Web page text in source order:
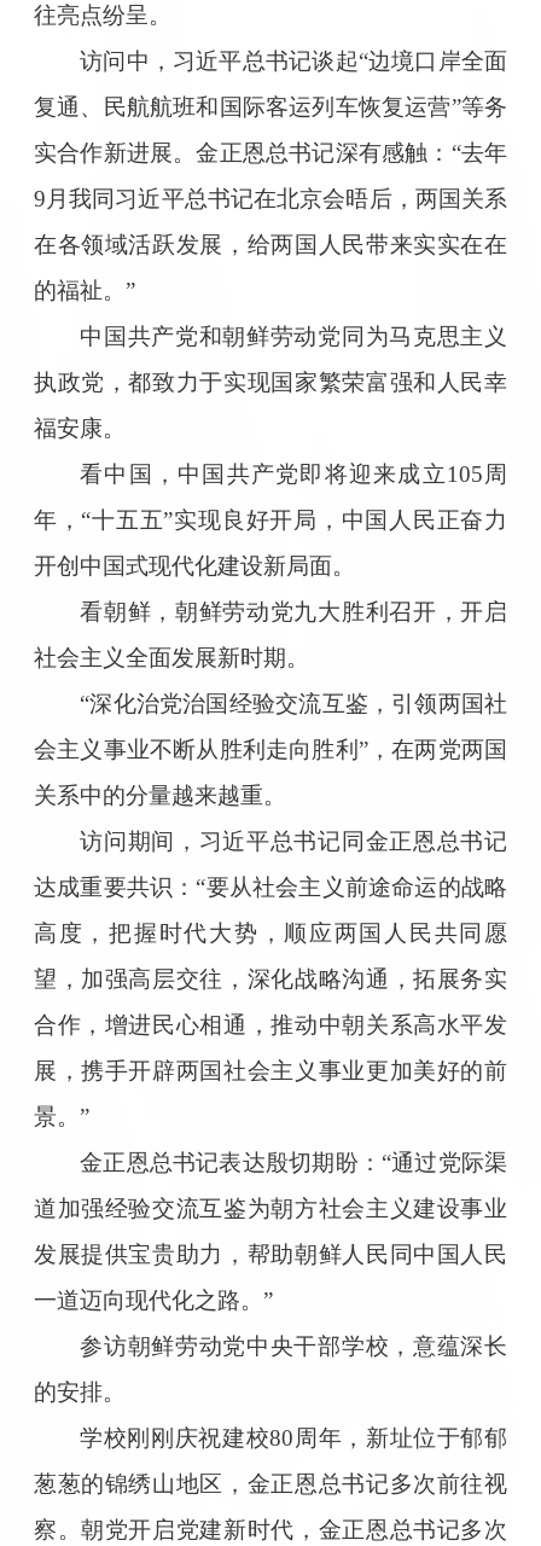
往亮点纷呈。
访问中，习近平总书记谈起“边境口岸全面
复通、民航航班和国际客运列车恢复运营”等务
实合作新进展。金正恩总书记深有感触：“去年
9月我同习近平总书记在北京会晤后，两国关系
在各领域活跃发展，给两国人民带来实实在在
的福祉。”
中国共产党和朝鲜劳动党同为马克思主义
执政党，都致力于实现国家繁荣富强和人民幸
福安康。
看中国，中国共产党即将迎来成立105周
年，“十五五”实现良好开局，中国人民正奋力
开创中国式现代化建设新局面。
看朝鲜，朝鲜劳动党九大胜利召开，开启
社会主义全面发展新时期。
“深化治党治国经验交流互鉴，引领两国社
会主义事业不断从胜利走向胜利”，在两党两国
关系中的分量越来越重。
访问期间，习近平总书记同金正恩总书记
达成重要共识：“要从社会主义前途命运的战略
高度，把握时代大势，顺应两国人民共同愿
望，加强高层交往，深化战略沟通，拓展务实
合作，增进民心相通，推动中朝关系高水平发
展，携手开辟两国社会主义事业更加美好的前
景。”
金正恩总书记表达殷切期盼：“通过党际渠
道加强经验交流互鉴为朝方社会主义建设事业
发展提供宝贵助力，帮助朝鲜人民同中国人民
一道迈向现代化之路。”
参访朝鲜劳动党中央干部学校，意蕴深长
的安排。
学校刚刚庆祝建校80周年，新址位于郁郁
葱葱的锦绣山地区，金正恩总书记多次前往视
察。朝党开启党建新时代，金正恩总书记多次